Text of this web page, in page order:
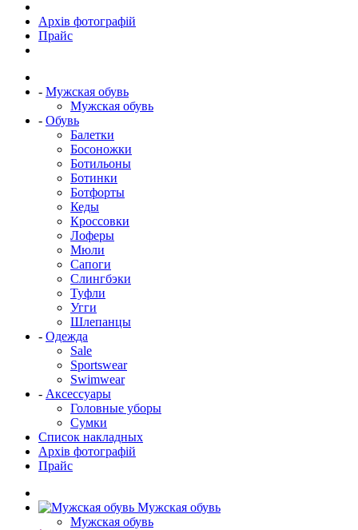
Архів фотографій
Прайс
- Мужская обувь
Мужская обувь
- Обувь
Балетки
Босоножки
Ботильоны
Ботинки
Ботфорты
Кеды
Кроссовки
Лоферы
Мюли
Сапоги
Слингбэки
Туфли
Угги
Шлепанцы
- Одежда
Sale
Sportswear
Swimwear
- Аксессуары
Головные уборы
Сумки
Список накладных
Архів фотографій
Прайс
Мужская обувь
Мужская обувь